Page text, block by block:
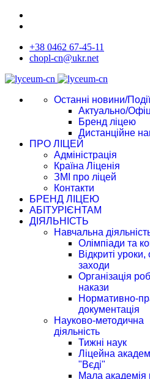
+38 0462 67-45-11
chopl-cn@ukr.net
Останні новини/Події
Актуально/
Бренд ліцею
Дистанційне
ПРО ЛІЦЕЙ
Адміністрація
Країна Ліценія
ЗМІ про ліцей
Контакти
БРЕНД ЛІЦЕЮ
АБІТУРІЄНТАМ
ДІЯЛЬНІСТЬ
Навчальна
Олімпіади та
Відкриті уроки,
заходи
Організація
накази
Нормативно-
документація
Науково-методична
діяльність
Тижні наук
Ліцейна
"Вєді"
Мала академія